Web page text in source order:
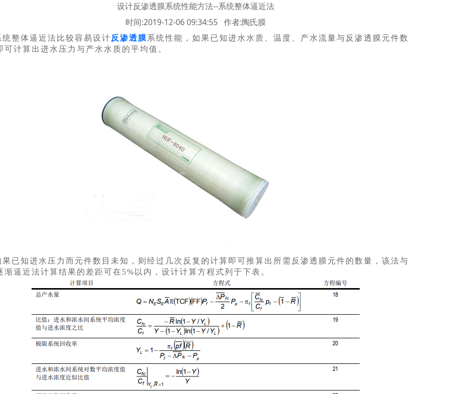
设计反渗透膜系统性能方法--系统整体逼近法
时间:2019-12-06 09:34:55 作者:陶氏膜
统整体逼近法比较容易设计 反渗透膜系统性能，如果已知进水水质、温度、产水流量与反渗透膜元件数
可计算出进水压力与产水水质的平均值。
果已知进水压力而元件数目未知，则经过几次反复的计算即可推算出所需反渗透膜元件的数量，该法与
渐逼近法计算结果的差距可在5%以内，设计计算方程式列于下表。